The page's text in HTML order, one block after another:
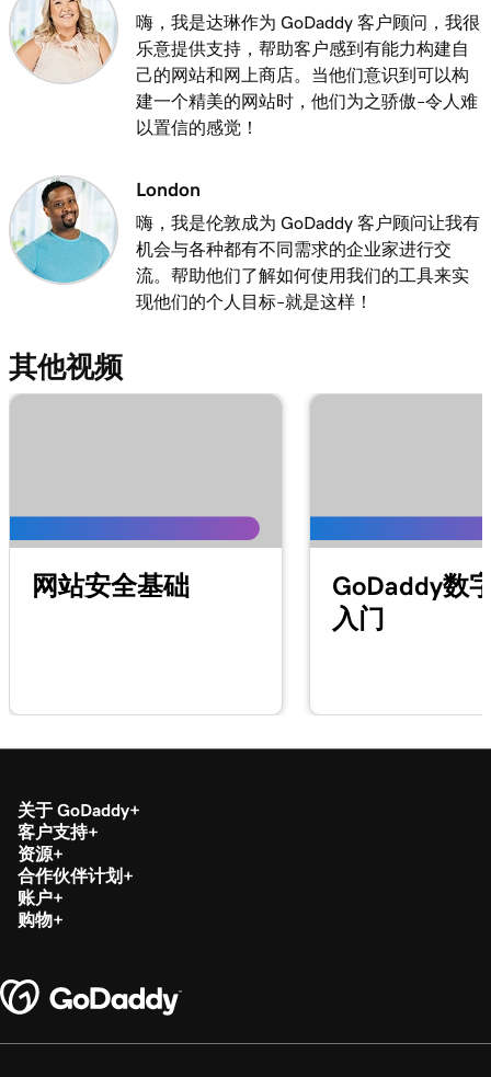
嗨，我是达琳作为 GoDaddy 客户顾问，我很
乐意提供支持，帮助客户感到有能力构建自
己的网站和网上商店。当他们意识到可以构
建一个精美的网站时，他们为之骄傲–令人难
以置信的感觉！
London
嗨，我是伦敦成为 GoDaddy 客户顾问让我有
机会与各种都有不同需求的企业家进行交
流。帮助他们了解如何使用我们的工具来实
现他们的个人目标–就是这样！
其他视频
网站安全基础
GoDaddy数
入门
关于 GoDaddy
客户支持
资源
合作伙伴计划
账户
购物